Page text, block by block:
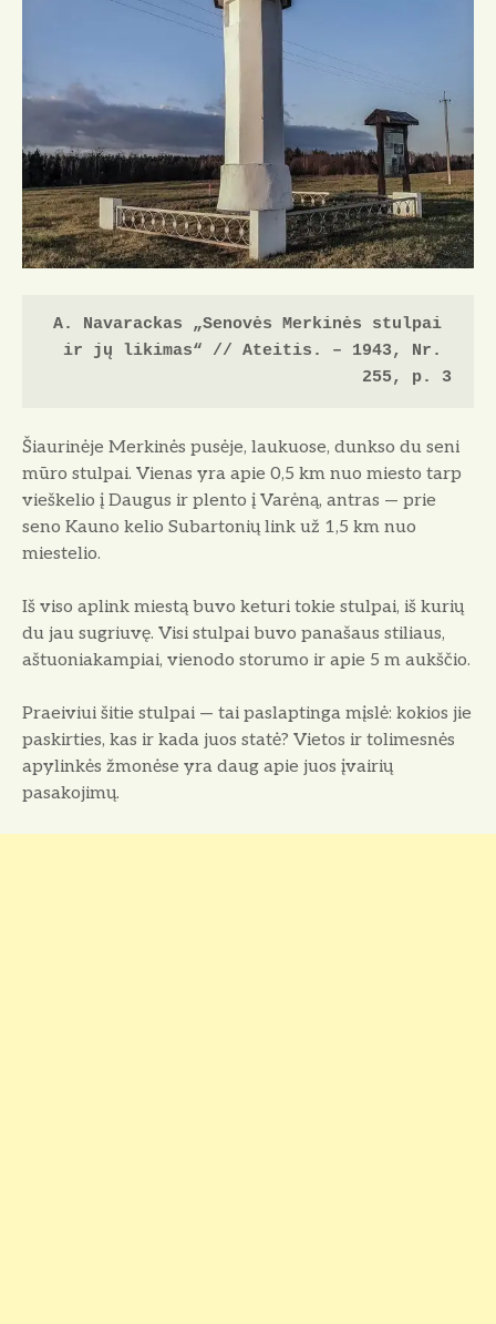
A. Navarackas „Senovės Merkinės stulpai
ir jų likimas“ // Ateitis. – 1943, Nr.
255, p. 3
Šiaurinėje Merkinės pusėje, lau­kuose, dunkso du seni
mūro stulpai. Vienas yra apie 0,5 km nuo miesto tarp
vieškelio į Daugus ir plento į Varėną, antras — prie
seno Kauno kelio Subartonių link už 1,5 km nuo
miestelio.
Iš viso aplink miestą buvo keturi tokie stulpai, iš kurių
du jau sugriu­vę. Visi stulpai buvo panašaus stiliaus,
aštuoniakampiai, vienodo sto­rumo ir apie 5 m aukščio.
Praeiviui šitie stulpai — tai pa­slaptinga mįslė: kokios jie
paskirties, kas ir kada juos statė? Vietos ir tolimesnės
apylinkės žmonėse yra daug apie juos įvairių
pasakojimų.